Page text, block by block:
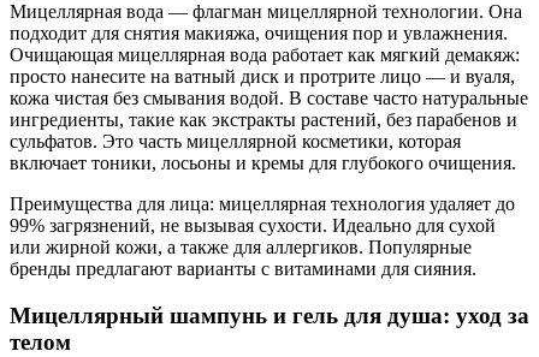
Мицеллярная вода — флагман мицеллярной технологии. Она
подходит для снятия макияжа, очищения пор и увлажнения.
Очищающая мицеллярная вода работает как мягкий демакяж:
просто нанесите на ватный диск и протрите лицо — и вуаля,
кожа чистая без смывания водой. В составе часто натуральные
ингредиенты, такие как экстракты растений, без парабенов и
сульфатов. Это часть мицеллярной косметики, которая
включает тоники, лосьоны и кремы для глубокого очищения.
Преимущества для лица: мицеллярная технология удаляет до
99% загрязнений, не вызывая сухости. Идеально для сухой
или жирной кожи, а также для аллергиков. Популярные
бренды предлагают варианты с витаминами для сияния.
Мицеллярный шампунь и гель для душа: уход за
телом